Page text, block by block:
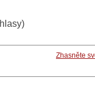
hlasy)
Zhasněte